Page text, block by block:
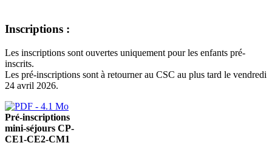
Inscriptions :
Les inscriptions sont ouvertes uniquement pour les enfants pré-
inscrits.
Les pré-inscriptions sont à retourner au CSC au plus tard le vendredi
24 avril 2026.
Pré-inscriptions
mini-séjours CP-
CE1-CE2-CM1